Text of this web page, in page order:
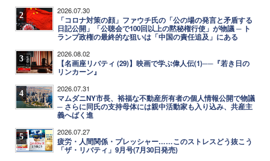
2 2026.07.30
「コロナ対策の顔」ファウチ氏の「公の場の発言と矛盾する
日記公開」「公聴会で100回以上の黙秘権行使」が物議 ─ ト
ランプ政権の最終的な狙いは「中国の責任追及」にある
3 2026.08.02
【名画座リバティ (29)】映画で学ぶ偉人伝(1)──『若き日の
リンカーン』
4 2026.07.31
マムダニNY市長、裕福な不動産所有者の個人情報公開で物議
─ さらに同氏の支持母体には親中活動家も入り込み、共産主
義へばく進
5 2026.07.27
疲労・人間関係・プレッシャー……このストレスどう抜こう
「ザ・リバティ」9月号(7月30日発売)